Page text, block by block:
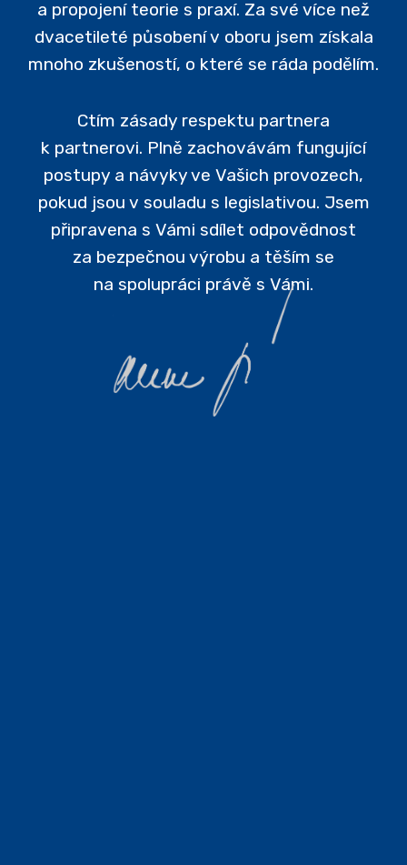
a propojení teorie s praxí. Za své více než
dvacetileté působení v oboru jsem získala
mnoho zkušeností, o které se ráda podělím.
Ctím zásady respektu partnera
k partnerovi. Plně zachovávám fungující
postupy a návyky ve Vašich provozech,
pokud jsou v souladu s legislativou. Jsem
připravena s Vámi sdílet odpovědnost
za bezpečnou výrobu a těším se
na spolupráci právě s Vámi.